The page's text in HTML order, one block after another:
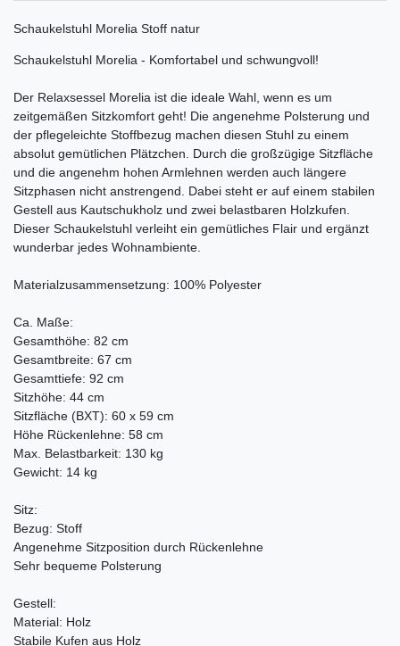
Schaukelstuhl Morelia Stoff natur
Schaukelstuhl Morelia - Komfortabel und schwungvoll!
Der Relaxsessel Morelia ist die ideale Wahl, wenn es um
zeitgemäßen Sitzkomfort geht! Die angenehme Polsterung und
der pflegeleichte Stoffbezug machen diesen Stuhl zu einem
absolut gemütlichen Plätzchen. Durch die großzügige Sitzfläche
und die angenehm hohen Armlehnen werden auch längere
Sitzphasen nicht anstrengend. Dabei steht er auf einem stabilen
Gestell aus Kautschukholz und zwei belastbaren Holzkufen.
Dieser Schaukelstuhl verleiht ein gemütliches Flair und ergänzt
wunderbar jedes Wohnambiente.
Materialzusammensetzung: 100% Polyester
Ca. Maße:
Gesamthöhe: 82 cm
Gesamtbreite: 67 cm
Gesamttiefe: 92 cm
Sitzhöhe: 44 cm
Sitzfläche (BXT): 60 x 59 cm
Höhe Rückenlehne: 58 cm
Max. Belastbarkeit: 130 kg
Gewicht: 14 kg
Sitz:
Bezug: Stoff
Angenehme Sitzposition durch Rückenlehne
Sehr bequeme Polsterung
Gestell:
Material: Holz
Stabile Kufen aus Holz